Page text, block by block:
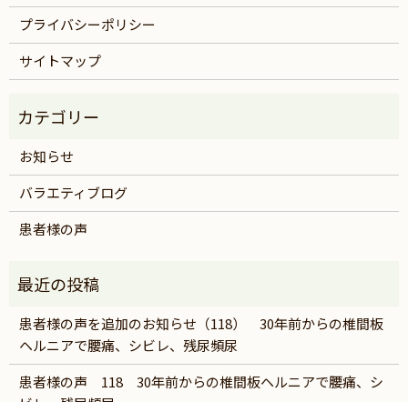
プライバシーポリシー
サイトマップ
お知らせ
バラエティブログ
患者様の声
患者様の声を追加のお知らせ（118） 30年前からの椎間板
ヘルニアで腰痛、シビレ、残尿頻尿
患者様の声 118 30年前からの椎間板ヘルニアで腰痛、シ